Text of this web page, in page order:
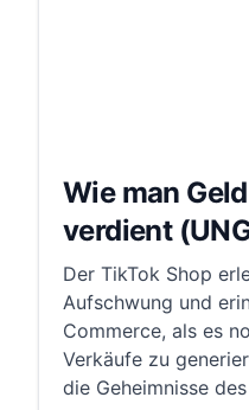
Wie man
verdient
Der TikTok Shop
Aufschwung und
Commerce, als es
Verkäufe zu
die Geheimnisse